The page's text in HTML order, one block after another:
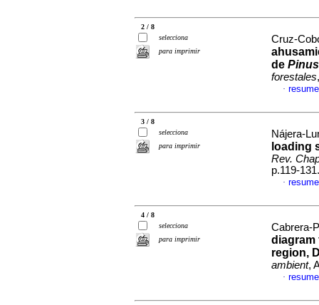
2 / 8
selecciona
para imprimir
Cruz-
de Pinus
forestales
·
3 / 8
selecciona
para imprimir
Nájera-
loading
Rev.
p.119-
·
4 / 8
selecciona
para imprimir
Cabrera-
diagram
region,
ambient,
·